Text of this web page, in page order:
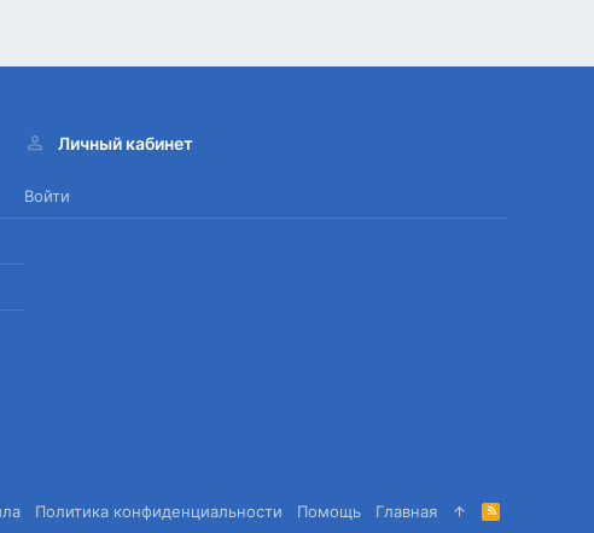
Личный кабинет
Войти
Политика конфиденциальности Помощь Главная
R
S